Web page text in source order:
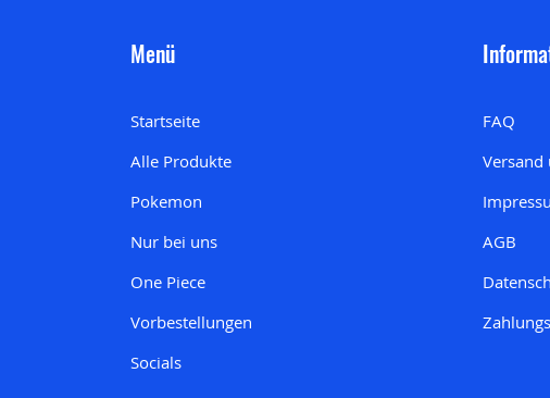
Menü
Startseite
Alle Produkte
Pokemon
Nur bei uns
One Piece
Vorbestellungen
Socials
FAQ
AGB